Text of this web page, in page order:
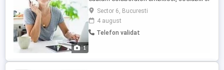
1
cu spirit intreprinzator. Vei putea
intermedia toate categoriile de asigurari,
pensii private, credite si chiar oferte de
vacanta. Veniturile vor fi direct
Sector 6, Bucuresti
4 august
Telefon validat